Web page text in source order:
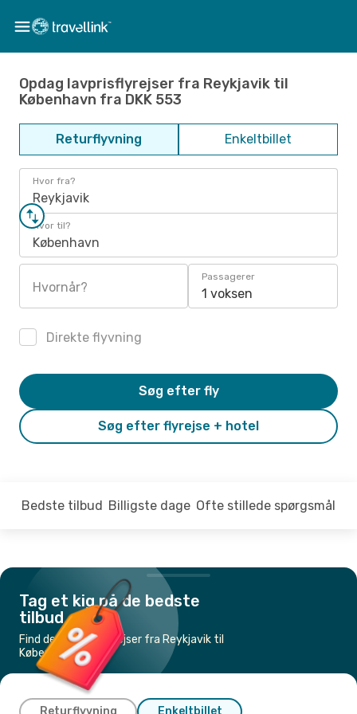
Opdag lavprisflyrejser fra Reykjavik til
København fra DKK 553
Returflyvning Enkeltbillet
Hvor fra?
Reykjavik
Hvor til?
København
Hvornår?
Passagerer
1 voksen
Direkte flyvning
Søg efter flyrejse + hotel
Søg efter fly
Bedste tilbud Billigste dage Ofte stillede spørgsmål
Tag et kig på de bedste
tilbud
Find de billigste flyrejser fra Reykjavik til
København
Returflyvning Enkeltbillet